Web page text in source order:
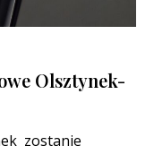
Olsztynek-
zostanie